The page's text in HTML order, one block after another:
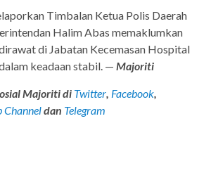
Timbalan Ketua Polis Daerah
Halim Abas memaklumkan
di Jabatan Kecemasan Hospital
keadaan stabil. — Majoriti
Majoriti di Twitter, Facebook,
Channeldan Telegram